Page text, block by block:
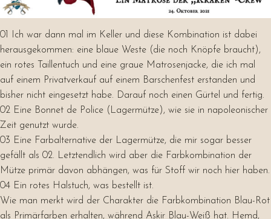
01 Ich war dann mal im Keller und diese Kombination ist dabei
herausgekommen: eine blaue Weste (die noch Knöpfe braucht),
ein rotes Taillentuch und eine graue Matrosenjacke, die ich mal
auf einem Privatverkauf auf einem Barschenfest erstanden und
bisher nicht eingesetzt habe. Darauf noch einen Gürtel und fertig.
02 Eine Bonnet de Police (Lagermütze), wie sie in napoleonischer
Zeit genutzt wurde.
03 Eine Farbalternative der Lagermütze, die mir sogar besser
gefällt als 02. Letztendlich wird aber die Farbkombination der
Mütze primär davon abhängen, was für Stoff wir noch hier haben.
04 Ein rotes Halstuch, was bestellt ist.
Wie man merkt wird der Charakter die Farbkombination Blau-Rot
als Primärfarben erhalten, während Askir Blau-Weiß hat. Hemd,